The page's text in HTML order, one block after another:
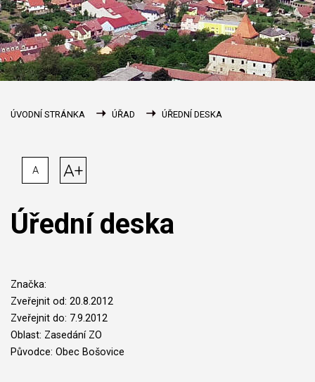
ÚVODNÍ STRÁNKA ÚŘAD ÚŘEDNÍ DESKA
A A+
Úřední deska
Značka:
Zveřejnit od: 20.8.2012
Zveřejnit do: 7.9.2012
Oblast: Zasedání ZO
Původce: Obec Bošovice